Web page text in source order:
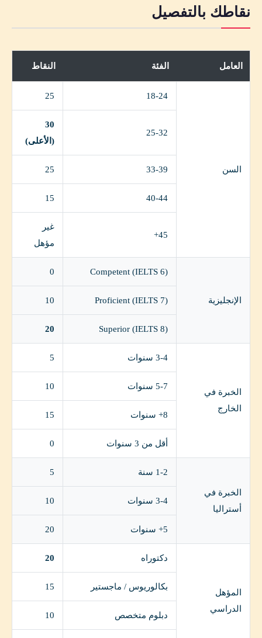
نقاطك بالتفصيل
العامل الفئة النقاط
السن
18-24
25
25-32
30
(الأعلى)
33-39
25
40-44
15
45+
غير
مؤهل
الإنجليزية
Competent (IELTS 6)
0
Proficient (IELTS 7)
10
Superior (IELTS 8)
20
الخبرة في
الخارج
3-4 سنوات 5
5-7 سنوات 10
8+ سنوات 15
أقل من 3 سنوات 0
الخبرة في
أستراليا
1-2 سنة 5
3-4 سنوات 10
5+ سنوات 20
المؤهل
الدراسي
دكتوراه 20
بكالوريوس / ماجستير 15
دبلوم متخصص 10